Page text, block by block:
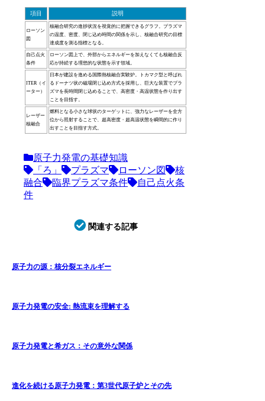
項目 説明
ローソン
図
核融合研究の進捗状況を視覚的に把握できるグラフ。プラズマ
の温度、密度、閉じ込め時間の関係を示し、核融合研究の目標
達成度を測る指標となる。
自己点火
条件
ローソン図上で、外部からエネルギーを加えなくても核融合反
応が持続する理想的な状態を示す領域。
ITER（イ
ーター）
日本が建設を進める国際熱核融合実験炉。トカマク型と呼ばれ
るドーナツ状の磁場閉じ込め方式を採用し、巨大な装置でプラ
ズマを長時間閉じ込めることで、高密度・高温状態を作り出す
ことを目指す。
レーザー
核融合
燃料となる小さな球状のターゲットに、強力なレーザーを全方
位から照射することで、超高密度・超高温状態を瞬間的に作り
出すことを目指す方式。
原子力発電の基礎知識
「ろ」
プラズマ ローソン図
核
融合
臨界プラズマ条件
自己点火条
件
関連する記事
原子力の源：核分裂エネルギー
原子力発電の安全: 熱流束を理解する
原子力発電と希ガス：その意外な関係
進化を続ける原子力発電：第3世代原子炉とその先